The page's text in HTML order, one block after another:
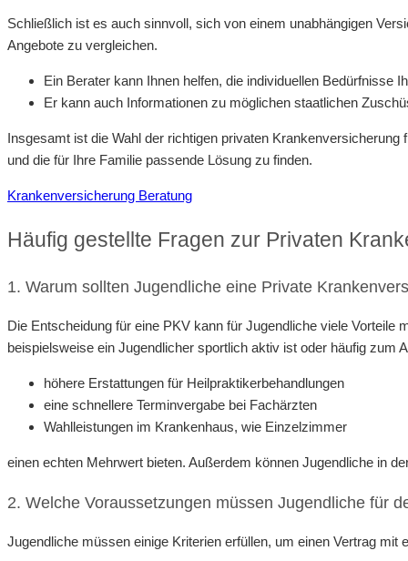
Schließlich ist es auch sinnvoll, sich von einem unabhängigen
Angebote zu vergleichen.
Ein Berater kann Ihnen helfen, die individuellen Bedürfnisse
Er kann auch Informationen zu möglichen staatlichen
Insgesamt ist die Wahl der richtigen privaten
und die für Ihre Familie passende Lösung zu finden.
Krankenversicherung Beratung
Häufig gestellte Fragen zur Privaten
1. Warum sollten Jugendliche eine Private
Die Entscheidung für eine PKV kann für Jugendliche viele
beispielsweise ein Jugendlicher sportlich aktiv ist oder häufig zum
höhere Erstattungen für Heilpraktikerbehandlungen
eine schnellere Terminvergabe bei Fachärzten
Wahlleistungen im Krankenhaus, wie Einzelzimmer
einen echten Mehrwert bieten. Außerdem können Jugendliche in
2. Welche Voraussetzungen müssen Jugendliche für
Jugendliche müssen einige Kriterien erfüllen, um einen Vertrag